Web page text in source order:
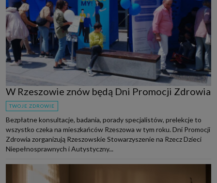
W Rzeszowie znów będą Dni Promocji Zdrowia
TWOJE ZDROWIE
Bezpłatne konsultacje, badania, porady specjalistów, prelekcje to
wszystko czeka na mieszkańców Rzeszowa w tym roku. Dni Promocji
Zdrowia zorganizują Rzeszowskie Stowarzyszenie na Rzecz Dzieci
Niepełnosprawnych i Autystyczny...